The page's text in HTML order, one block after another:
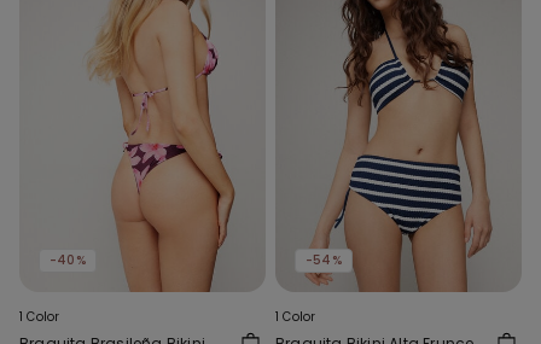
-40%
1 Color
-54%
1 Color